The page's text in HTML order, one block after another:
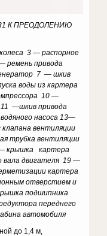
К ПРЕОДОЛЕНИЮ
3 — распорное
ремень привода
7 — шкив
воды из картера
10 —
—шкив привода
насоса 13—
вентиляции
трубка вентиляции
крышка картера
вала двигателя 19 —
картера
отверстием и
подшипника
переднего
автомобиля
до 1,4 м,